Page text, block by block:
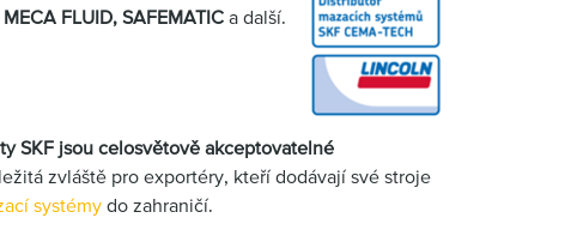
FLUID, SAFEMATIC a další.
SKF jsou celosvětově akceptovatelné
zvláště pro exportéry, kteří dodávají své stroje
systémy do zahraničí.